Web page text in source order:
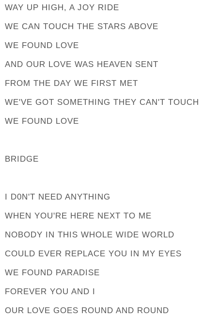
WAY UP HIGH, A JOY RIDE
WE CAN TOUCH THE STARS ABOVE
WE FOUND LOVE
AND OUR LOVE WAS HEAVEN SENT
FROM THE DAY WE FIRST MET
WE'VE GOT SOMETHING THEY CAN'T TOUCH
WE FOUND LOVE
BRIDGE
I D0N'T NEED ANYTHING
WHEN YOU'RE HERE NEXT TO ME
NOBODY IN THIS WHOLE WIDE WORLD
COULD EVER REPLACE YOU IN MY EYES
WE FOUND PARADISE
FOREVER YOU AND I
OUR LOVE GOES ROUND AND ROUND